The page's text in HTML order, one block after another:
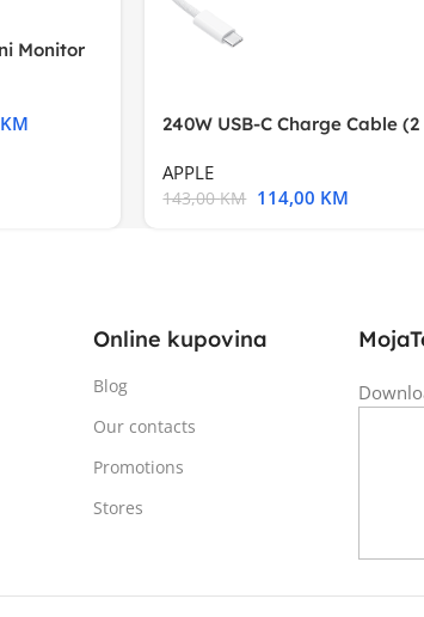
Monitor
KM
240W USB-C Charge Cable (2
APPLE
143,00KM 114,00 KM
Online kupovina
Blog
Our contacts
Promotions
Stores